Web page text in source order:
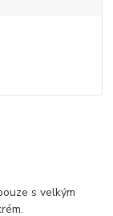
s velkým